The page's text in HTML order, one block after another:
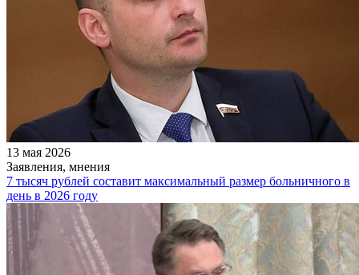
13 мая 2026
Заявления, мнения
7 тысяч рублей составит максимальный размер больничного в
день в 2026 году